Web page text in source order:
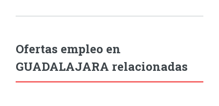
Ofertas empleo en
GUADALAJARA relacionadas